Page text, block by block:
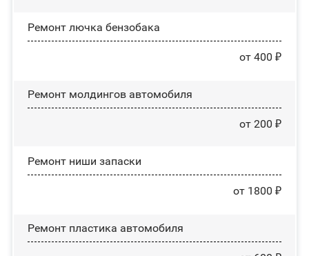
Ремонт лючка бензобака
от 400 ₽
Ремонт молдингов автомобиля
от 200 ₽
Ремонт ниши запаски
от 1800 ₽
Ремонт пластика автомобиля